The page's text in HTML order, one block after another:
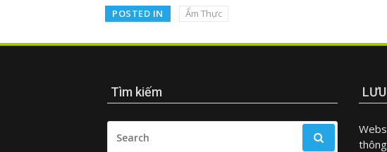
POSTED IN Ẩm Thực
Tìm kiếm
FOR: